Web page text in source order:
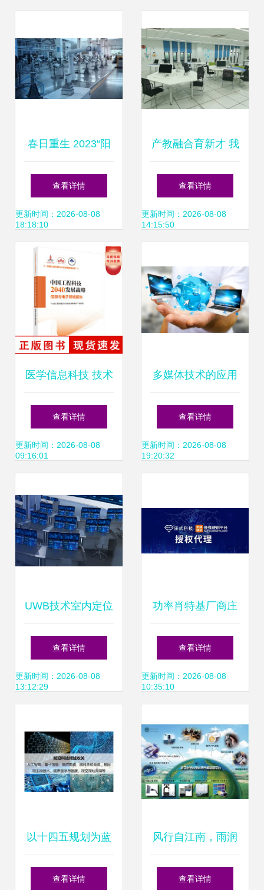
发，擘画未来创新
蓝图
春日重生 2023“阳
康”后工业机器人的
向新之路
查看详情
更新时间：2026-08-08
18:18:10
产教融合育新才 我
校与苏州盈实信息
科技共探教育创新
查看详情
更新时间：2026-08-08
14:15:50
医学信息科技 技术
驱动的智慧医疗新
纪元
查看详情
更新时间：2026-08-08
09:16:01
多媒体技术的应用
领域 信息科技领域
的技术开发探索
查看详情
更新时间：2026-08-08
19:20:32
UWB技术室内定位
精准迭代 浩云科技
撬动AR无限可能
查看详情
更新时间：2026-08-08
13:12:29
功率肖特基厂商庄
氏科技授权世强硬
创代理，赋能储能
查看详情
更新时间：2026-08-08
10:35:10
以十四五规划为蓝
图 信息科技领域技
查看详情
风行自江南，雨润
杏坛——江南大
查看详情